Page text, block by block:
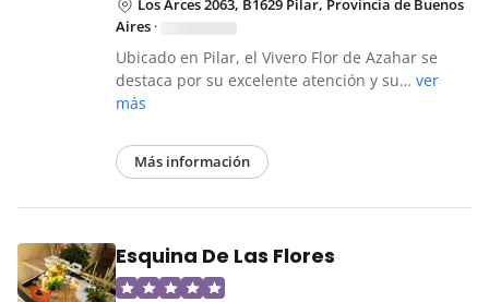
Los Arces 2063, B1629 Pilar, Provincia de Buenos
Aires ·
Ubicado en Pilar, el Vivero Flor de Azahar se
destaca por su excelente atención y su… ver
más
Más información
Esquina De Las Flores